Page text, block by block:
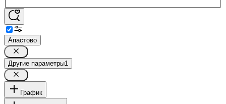
Апастово
Другие параметры1
График